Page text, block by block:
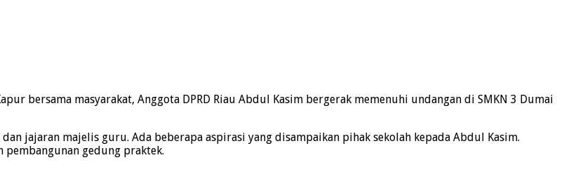
bersama masyarakat, Anggota DPRD Riau Abdul Kasim bergerak memenuhi undangan di SMKN 3 Dumai
jajaran majelis guru. Ada beberapa aspirasi yang disampaikan pihak sekolah kepada Abdul Kasim.
pembangunan gedung praktek.